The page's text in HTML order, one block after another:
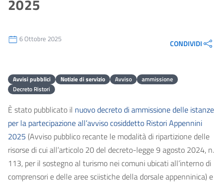
2025
6 Ottobre 2025 CONDIVIDI
Avvisi pubblici Notizie di servizio Avviso
ammissione
Decreto Ristori
È stato pubblicato il nuovo decreto di ammissione delle istanze
per la partecipazione all’avviso cosiddetto Ristori Appennini
2025 (Avviso pubblico recante le modalità di ripartizione delle
risorse di cui all’articolo 20 del decreto-legge 9 agosto 2024, n.
113, per il sostegno al turismo nei comuni ubicati all’interno di
comprensori e delle aree sciistiche della dorsale appenninica) e